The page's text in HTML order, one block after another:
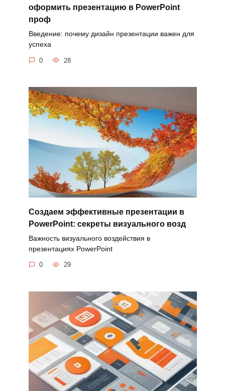
оформить презентацию в PowerPoint
проф
Введение: почему дизайн презентации важен для
успеха
0 28
Создаем эффективные презентации в
PowerPoint: секреты визуального возд
Важность визуального воздействия в
презентациях PowerPoint
0 29